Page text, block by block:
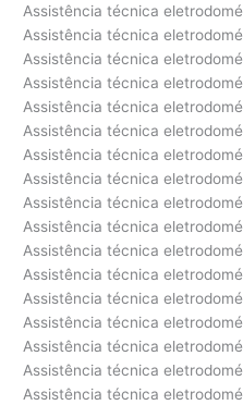
Assistência técnica
Assistência técnica
Assistência técnica
Assistência técnica
Assistência técnica
Assistência técnica
Assistência técnica
Assistência técnica
Assistência técnica
Assistência técnica
Assistência técnica
Assistência técnica
Assistência técnica
Assistência técnica
Assistência técnica
Assistência técnica
Assistência técnica